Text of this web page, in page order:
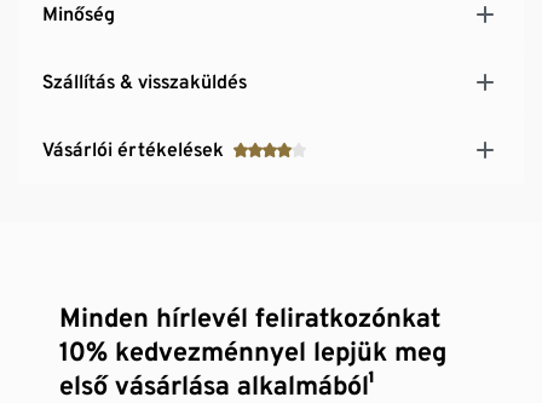
Minőség
Szállítás & visszaküldés
Vásárlói értékelések
Minden hírlevél feliratkozónkat
10% kedvezménnyel lepjük meg
első vásárlása alkalmából¹